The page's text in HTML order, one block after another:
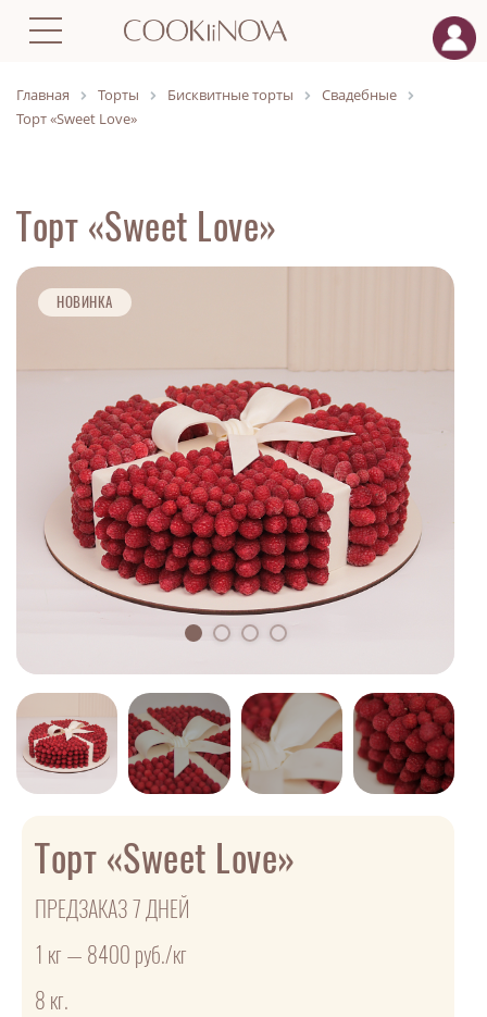
Главная Торты Бисквитные торты
Свадебные
Торт «Sweet Love»
Торт «Sweet Love»
НОВИНКА
Торт «Sweet Love»
ПРЕДЗАКАЗ 7 ДНЕЙ
1 кг — 8400 руб./кг
8 кг.